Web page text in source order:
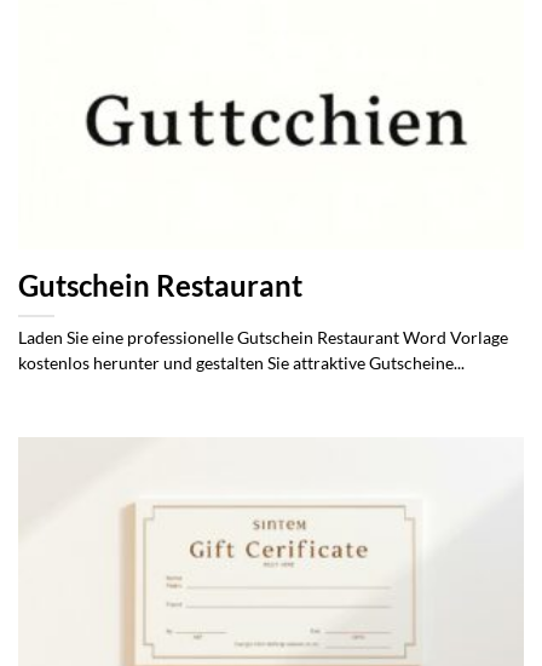
Gutschein Restaurant
Laden Sie eine professionelle Gutschein Restaurant Word Vorlage
kostenlos herunter und gestalten Sie attraktive Gutscheine...